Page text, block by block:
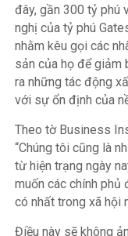
đây, gần 300 tỷ phú
nghị của tỷ phú
nhằm kêu gọi các
sản của họ để giảm
ra những tác động
với sự ổn định của
Theo tờ Business
“Chúng tôi cũng là
từ hiện trạng ngày
muốn các chính phủ
có nhất trong xã hội
Điều này sẽ không